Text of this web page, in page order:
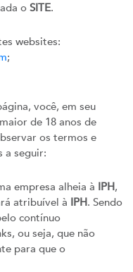
o SITE.
websites:
;
você, em seu
de 18 anos de
os termos e
a seguir:
empresa alheia à IPH,
atribuível à IPH. Sendo
contínuo
ou seja, que não
para que o